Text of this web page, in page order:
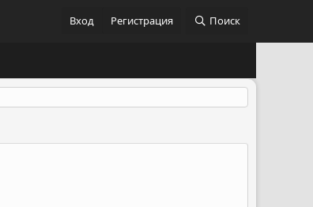
Вход Регистрация Поиск